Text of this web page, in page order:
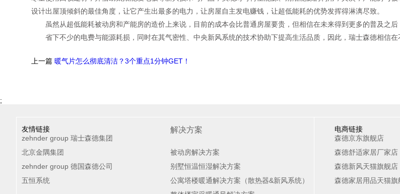
设计出屋顶倾斜的最佳角度，让它产生出最多的电力，让房屋自主发电赚钱，让超低能耗的优势发挥得淋漓尽致。
虽然从超低能耗被动房和产能房的造价上来说，目前的成本会比普通房屋要贵，但相信在未来得到更多的普及之
省下不少的电费与能源耗损，同时在其气密性、中央新风系统的技术协助下提高生活品质，因此，瑞士森德相信在
上一篇 暖气片怎么彻底清洁？3个重点1分钟GET！
;
友情链接
zehnder group 瑞士森德集团
北京金隅集团
zehnder group 德国森德公司
五恒系统
解决方案
被动房解决方案
别墅恒温恒湿解决方案
公寓塔楼暖通解决方案（散热器&新风系统）
电商链接
森德京东旗舰店
森德舒适家居厂家店
森德新风天猫旗舰店
森德家居用品天猫旗